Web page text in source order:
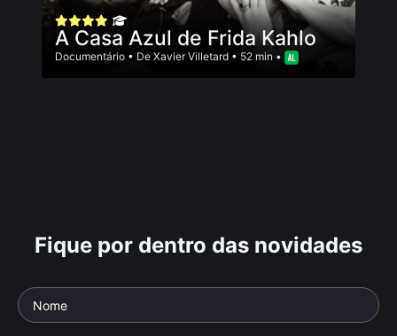
A Casa Azul de Frida Kahlo
Documentário • De Xavier Villetard • 52 min •
Fique por dentro das novidades